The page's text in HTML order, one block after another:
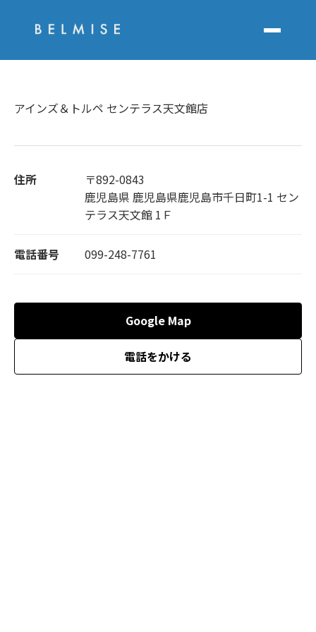
アインズ＆トルペ センテラス天文館店
住所
〒892-0843
鹿児島県 鹿児島県鹿児島市千日町1-1 セン
テラス天文館 1Ｆ
電話番号 099-248-7761
Google Map
電話をかける